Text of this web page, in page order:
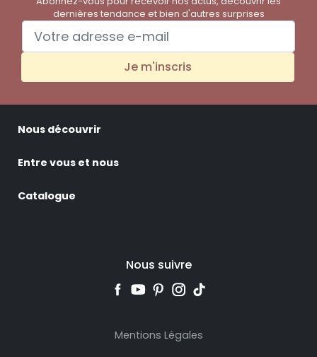
dernières tendance et bien d'autres surprises
Je m'inscris
Nous découvrir
Entre vous et nous
Catalogue
Nous suivre
Mentions Légales